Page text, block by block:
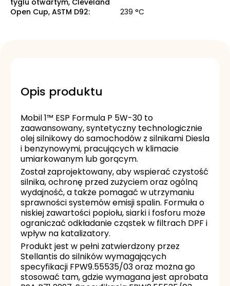
tyglu otwartym, Cleveland
Open Cup, ASTM D92: 239 °C
Opis produktu
Mobil 1™ ESP Formula P 5W-30 to
zaawansowany, syntetyczny technologicznie
olej silnikowy do samochodów z silnikami Diesla
i benzynowymi, pracujących w klimacie
umiarkowanym lub gorącym.
Został zaprojektowany, aby wspierać czystość
silnika, ochronę przed zużyciem oraz ogólną
wydajność, a także pomagać w utrzymaniu
sprawności systemów emisji spalin. Formuła o
niskiej zawartości popiołu, siarki i fosforu może
ograniczać odkładanie cząstek w filtrach DPF i
wpływ na katalizatory.
Produkt jest w pełni zatwierdzony przez
Stellantis do silników wymagających
specyfikacji FPW9.55535/03 oraz można go
stosować tam, gdzie wymagana jest aprobata